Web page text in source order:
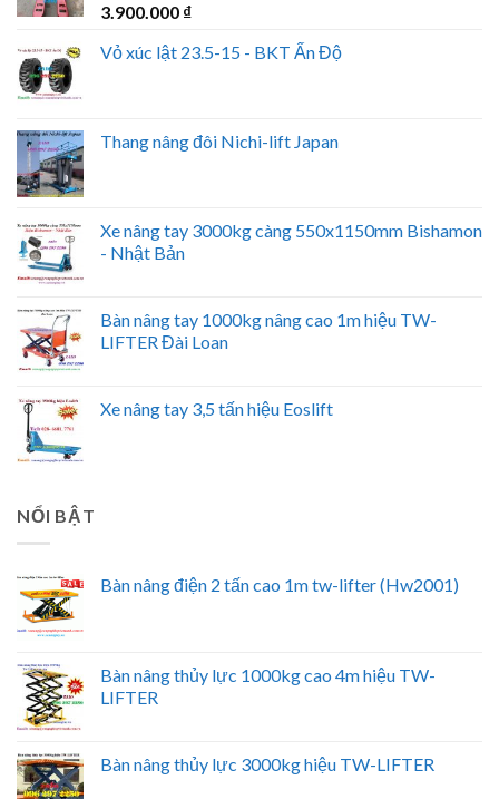
3.900.000 ₫
Vỏ xúc lật 23.5-15 - BKT Ấn Độ
Thang nâng đôi Nichi-lift Japan
Xe nâng tay 3000kg càng 550x1150mm Bishamon
- Nhật Bản
Bàn nâng tay 1000kg nâng cao 1m hiệu TW-
LIFTER Đài Loan
Xe nâng tay 3,5 tấn hiệu Eoslift
NỔI BẬT
Bàn nâng điện 2 tấn cao 1m tw-lifter (Hw2001)
Bàn nâng thủy lực 1000kg cao 4m hiệu TW-
LIFTER
Bàn nâng thủy lực 3000kg hiệu TW-LIFTER